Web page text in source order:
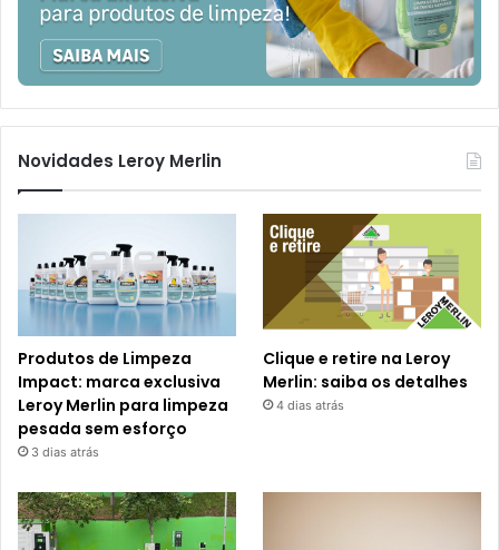
Novidades Leroy Merlin
Produtos de Limpeza
Impact: marca exclusiva
Leroy Merlin para limpeza
pesada sem esforço
3 dias atrás
Clique e retire na Leroy
Merlin: saiba os detalhes
4 dias atrás